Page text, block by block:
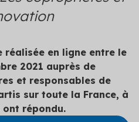
thermique et évitez
les meilleurs
global
copropriété avec un
réalisée en ligne entre le
2021 auprès de
et responsables de
sur toute la France, à
ont répondu.